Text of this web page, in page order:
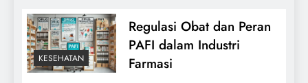
KESEHATAN
Regulasi Obat dan Peran
PAFI dalam Industri
Farmasi